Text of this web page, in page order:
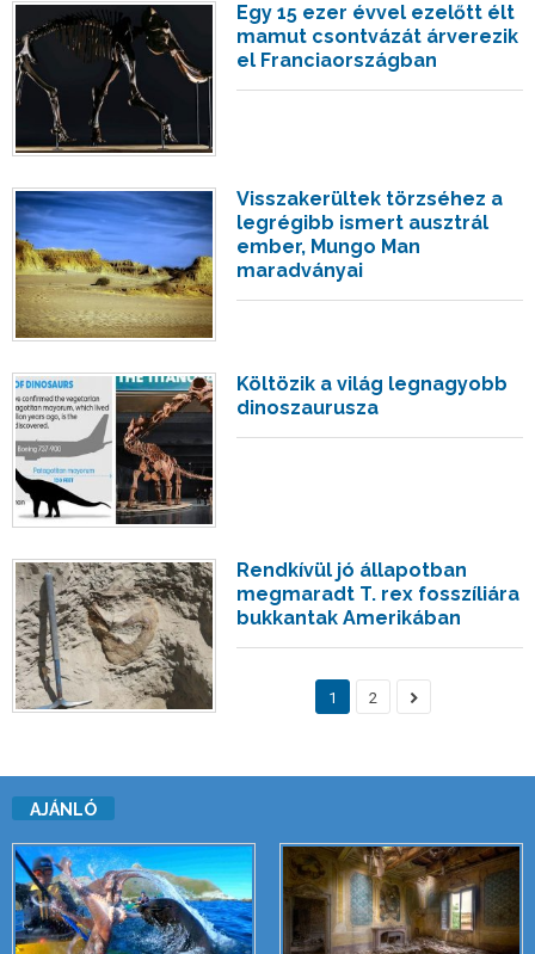
Egy 15 ezer évvel ezelőtt élt
mamut csontvázát árverezik
el Franciaországban
Visszakerültek törzséhez a
legrégibb ismert ausztrál
ember, Mungo Man
maradványai
Költözik a világ legnagyobb
dinoszaurusza
Rendkívül jó állapotban
megmaradt T. rex fosszíliára
bukkantak Amerikában
1 2
AJÁNLÓ